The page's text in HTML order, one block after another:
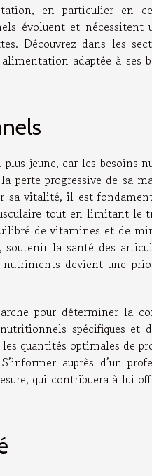
en particulier en
évoluent et nécessitent
Découvrez dans les
adaptée à ses
jeune, car les besoins
perte progressive de sa
sa vitalité, il est
tout en limitant le
de vitamines et de
soutenir la santé des
devient une
pour déterminer la
spécifiques et
quantités optimales de
auprès d’un
qui contribuera à lui